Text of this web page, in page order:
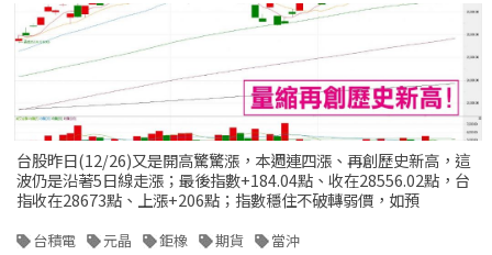
台股昨日(12/26)又是開高驚驚漲，本週連四漲、再創歷史新高，這
波仍是沿著5日線走漲；最後指數+184.04點、收在28556.02點，台
指收在28673點、上漲+206點；指數穩住不破轉弱價，如預
台積電 元晶 鉅橡 期貨 當沖